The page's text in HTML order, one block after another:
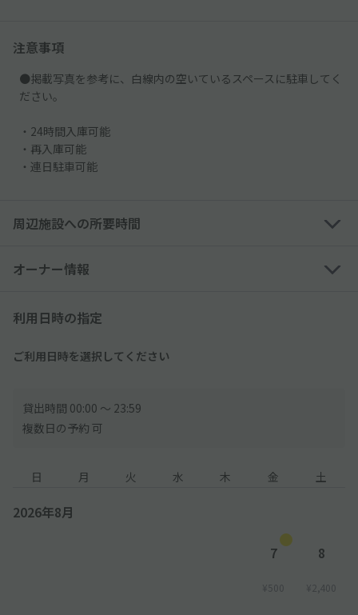
注意事項
●掲載写真を参考に、白線内の空いているスペースに駐車してく
ださい。
・24時間入庫可能
・再入庫可能
・連日駐車可能
周辺施設への所要時間
オーナー情報
利用日時の指定
ご利用日時を選択してください
貸出時間 00:00 〜 23:59
複数日の予約 可
日 月 火 水 木 金 土
2026年8月
7
¥500
8
¥2,400